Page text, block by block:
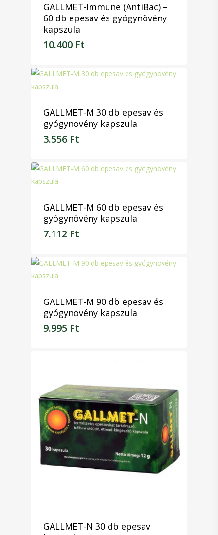
GALLMET-Immune (AntiBac) –
60 db epesav és gyógynövény
kapszula
10.400 Ft
GALLMET-M 30 db epesav és
gyógynövény kapszula
3.556 Ft
GALLMET-M 60 db epesav és
gyógynövény kapszula
7.112 Ft
GALLMET-M 90 db epesav és
gyógynövény kapszula
9.995 Ft
GALLMET-N 30 db epesav
HerbaStar
Flavin termékek
Étrend-
Üres kapszulák
Kapcsolat